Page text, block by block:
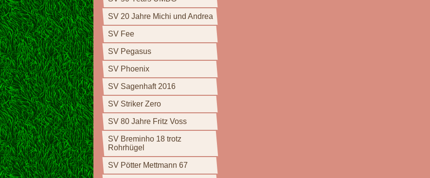
SV 20 Jahre Michi und Andrea
SV Fee
SV Pegasus
SV Phoenix
SV Sagenhaft 2016
SV Striker Zero
SV 80 Jahre Fritz Voss
SV Breminho 18 trotz
Rohrhügel
SV Pötter Mettmann 67